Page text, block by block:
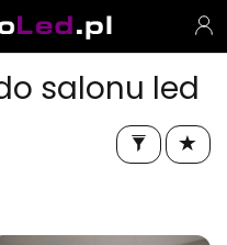
salonu led